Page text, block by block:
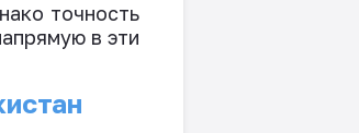
точность
в эти